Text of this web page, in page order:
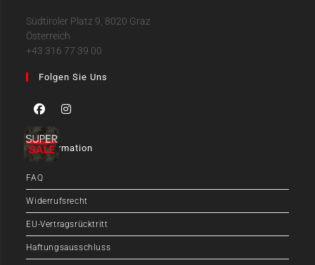
Südtiroler Platz 9, 8020 Graz
Österreich
+43 316 77 39 00
Folgen Sie Uns
Information
FAQ
Widerrufsrecht
EU-Vertragsrücktritt
Haftungsausschluss